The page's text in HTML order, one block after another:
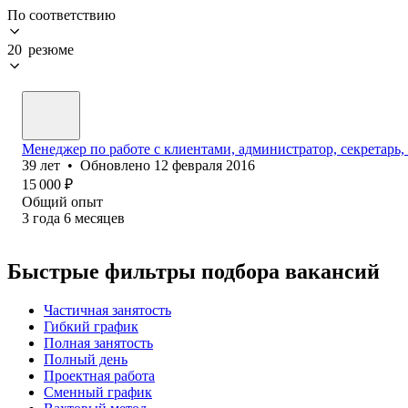
По соответствию
20 резюме
Менеджер по работе с клиентами, администратор,
39 лет • Обновлено 12 февраля 2016
15 000 ₽
Общий опыт
3 года 6 месяцев
Быстрые фильтры подбора вакансий
Частичная занятость
Гибкий график
Полная занятость
Полный день
Проектная работа
Сменный график